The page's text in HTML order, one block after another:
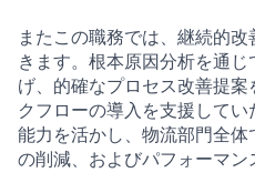
またこの職務では、継続的
きます。根本原因分析を通
げ、的確なプロセス改善提
クフローの導入を支援して
能力を活かし、物流部門全
の削減、およびパフォーマン